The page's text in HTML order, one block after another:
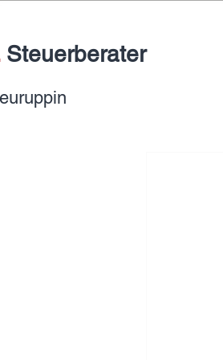
Steuerberater